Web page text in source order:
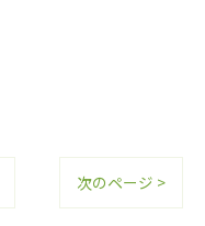
次のページ >